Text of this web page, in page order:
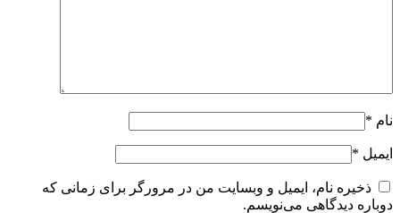
نام *
ایمیل *
ذخیره نام، ایمیل و وبسایت من در مرورگر برای زمانی که
دوباره دیدگاهی می‌نویسم.